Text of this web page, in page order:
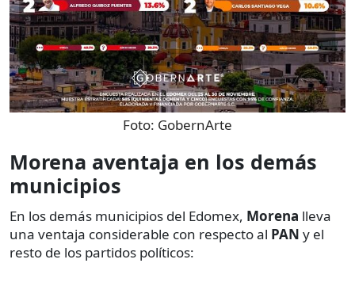
Foto: GobernArte
Morena aventaja en los demás
municipios
En los demás municipios del Edomex, Morena lleva
una ventaja considerable con respecto al PAN y el
resto de los partidos políticos: